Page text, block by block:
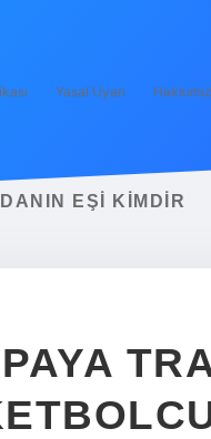
Yasal Uyarı
EŞI KIMDIR